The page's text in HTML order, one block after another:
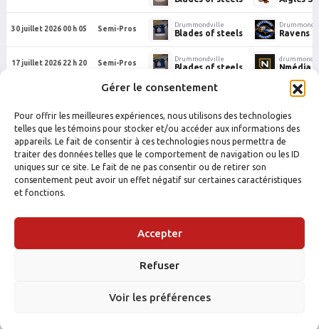
Gérer le consentement
Pour offrir les meilleures expériences, nous utilisons des technologies
telles que les témoins pour stocker et/ou accéder aux informations des
appareils. Le fait de consentir à ces technologies nous permettra de
traiter des données telles que le comportement de navigation ou les ID
uniques sur ce site. Le fait de ne pas consentir ou de retirer son
consentement peut avoir un effet négatif sur certaines caractéristiques
et fonctions.
Accepter
Refuser
Voir les préférences
30 juillet 2026 00 h 05 Semi-Pros
Drummondville
Blades of steels Ravens
17 juillet 2026 22 h 20 Semi-Pros
Drummondville
Blades of steels Nmédia
Drummondville
9 juillet 2026 00 h 05 Semi-Pros
Drummondville
Blades of steels Aigles